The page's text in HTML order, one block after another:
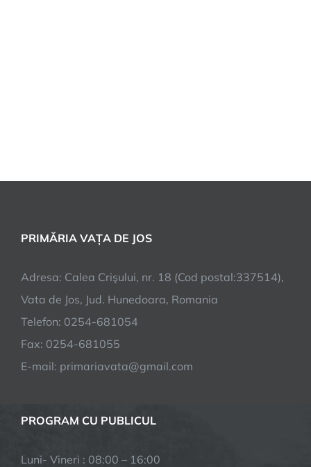
PRIMĂRIA VAȚA DE JOS
Adresa: Calea Crişului, nr. 18 (Cod postal:337514),
Vata de Jos, Jud. Hunedoara, Romania
Telefon: 0254-681054
Fax: 0254-681055
E-mail: primariavata@gmail.com
PROGRAM CU PUBLICUL
Luni- Vineri : 08:00 – 16:00